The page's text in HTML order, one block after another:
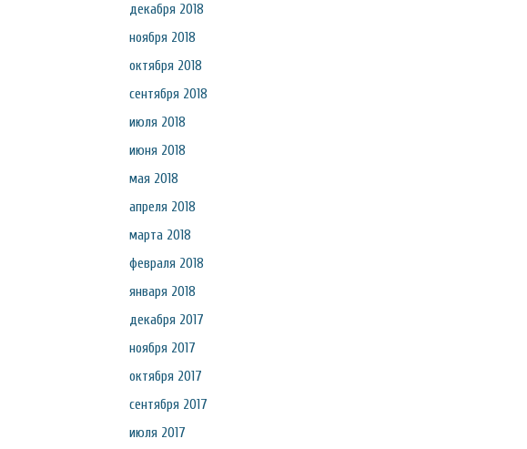
декабря 2018
ноября 2018
октября 2018
сентября 2018
июля 2018
июня 2018
мая 2018
апреля 2018
марта 2018
февраля 2018
января 2018
декабря 2017
ноября 2017
октября 2017
сентября 2017
июля 2017